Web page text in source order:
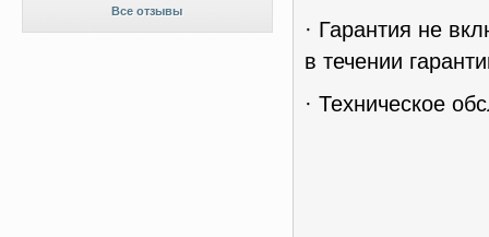
· Гарантия не
в течении
· Техническое
Все отзывы